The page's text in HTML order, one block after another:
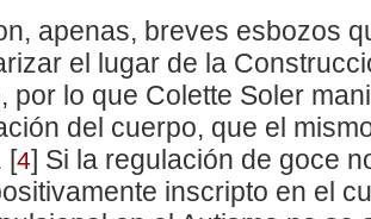
apenas, breves esbozos
el lugar de la
por lo que Colette Soler
del cuerpo, que el
[4] Si la regulación de goce
inscripto en el